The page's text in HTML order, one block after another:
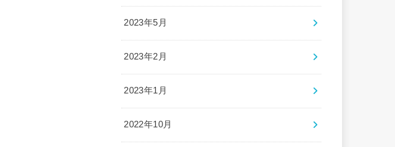
2023年5月
2023年2月
2023年1月
2022年10月